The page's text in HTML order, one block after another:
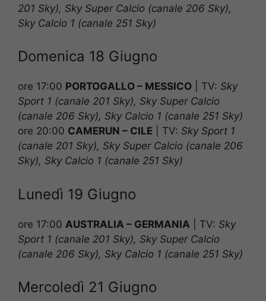
201 Sky), Sky Super Calcio (canale 206 Sky),
Sky Calcio 1 (canale 251 Sky)
Domenica 18 Giugno
ore 17:00 PORTOGALLO – MESSICO TV: Sky
Sport 1 (canale 201 Sky), Sky Super Calcio
(canale 206 Sky), Sky Calcio 1 (canale 251 Sky)
ore 20:00 CAMERUN – CILE TV: Sky Sport 1
(canale 201 Sky), Sky Super Calcio (canale 206
Sky), Sky Calcio 1 (canale 251 Sky)
Lunedì 19 Giugno
ore 17:00 AUSTRALIA – GERMANIA TV: Sky
Sport 1 (canale 201 Sky), Sky Super Calcio
(canale 206 Sky), Sky Calcio 1 (canale 251 Sky)
Mercoledì 21 Giugno